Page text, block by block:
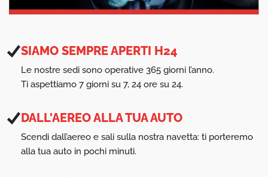
SIAMO SEMPRE APERTI H24
Le nostre sedi sono operative 365 giorni l’anno.
Ti aspettiamo 7 giorni su 7, 24 ore su 24.
DALL'AEREO ALLA TUA AUTO
Scendi dall’aereo e sali sulla nostra navetta: ti porteremo
alla tua auto in pochi minuti.